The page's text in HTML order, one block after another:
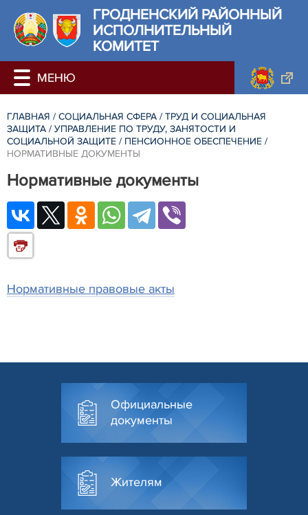
ГРОДНЕНСКИЙ РАЙОННЫЙ
ИСПОЛНИТЕЛЬНЫЙ
КОМИТЕТ
ГЛАВНАЯ / СОЦИАЛЬНАЯ СФЕРА / ТРУД И СОЦИАЛЬНАЯ
ЗАЩИТА / УПРАВЛЕНИЕ ПО ТРУДУ, ЗАНЯТОСТИ И
СОЦИАЛЬНОЙ ЗАЩИТЕ / ПЕНСИОННОЕ ОБЕСПЕЧЕНИЕ /
НОРМАТИВНЫЕ ДОКУМЕНТЫ
Нормативные документы
Нормативные правовые акты
Официальные
документы
Жителям